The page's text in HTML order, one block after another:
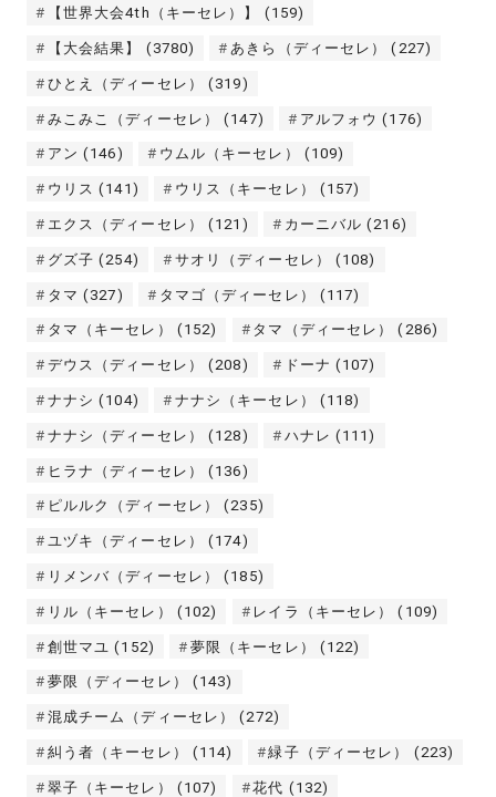
【世界大会4th（キーセレ）】 (159)
【大会結果】 (3780) あきら（ディーセレ） (227)
ひとえ（ディーセレ） (319)
みこみこ（ディーセレ） (147) アルフォウ (176)
アン (146) ウムル（キーセレ） (109)
ウリス (141) ウリス（キーセレ） (157)
エクス（ディーセレ） (121) カーニバル (216)
グズ子 (254) サオリ（ディーセレ） (108)
タマ (327) タマゴ（ディーセレ） (117)
タマ（キーセレ） (152) タマ（ディーセレ） (286)
デウス（ディーセレ） (208) ドーナ (107)
ナナシ (104) ナナシ（キーセレ） (118)
ナナシ（ディーセレ） (128) ハナレ (111)
ヒラナ（ディーセレ） (136)
ピルルク（ディーセレ） (235)
ユヅキ（ディーセレ） (174)
リメンバ（ディーセレ） (185)
リル（キーセレ） (102) レイラ（キーセレ） (109)
創世マユ (152) 夢限（キーセレ） (122)
夢限（ディーセレ） (143)
混成チーム（ディーセレ） (272)
糾う者（キーセレ） (114) 緑子（ディーセレ） (223)
翠子（キーセレ） (107) 花代 (132)